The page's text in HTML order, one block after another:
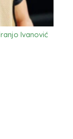
Ivanović